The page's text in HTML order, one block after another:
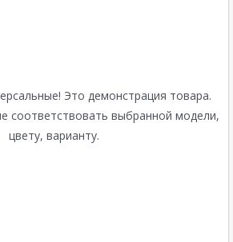
Это демонстрация товара.
соответствовать выбранной модели,
цвету, варианту.